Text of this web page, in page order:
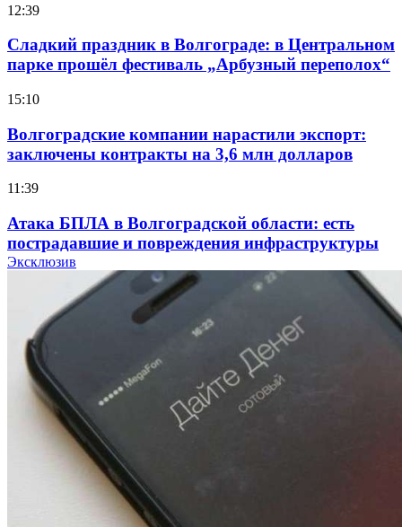
12:39
Сладкий праздник в Волгограде: в Центральном
парке прошёл фестиваль „Арбузный переполох“
15:10
Волгоградские компании нарастили экспорт:
заключены контракты на 3,6 млн долларов
11:39
Атака БПЛА в Волгоградской области: есть
пострадавшие и повреждения инфраструктуры
Волгоградские вузы в топе зарплатного
рейтинга: ВолгГТУ и ВолгГМУ вошли в топ‑15
для химической отрасли и фармацевтики
18:39
В Красноармейском районе Волгограда стартует
конкурс на ремонт моста через Волго‑Донской
судоходный канал
Эксклюзив